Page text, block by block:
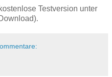
Testversion unter